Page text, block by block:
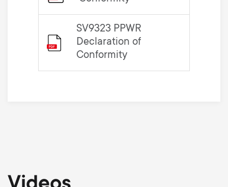
SV9323 PPWR
Declaration of
Conformity